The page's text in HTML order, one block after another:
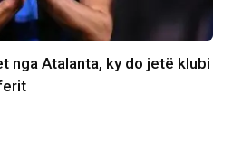
nga Atalanta, ky do jetë klubi